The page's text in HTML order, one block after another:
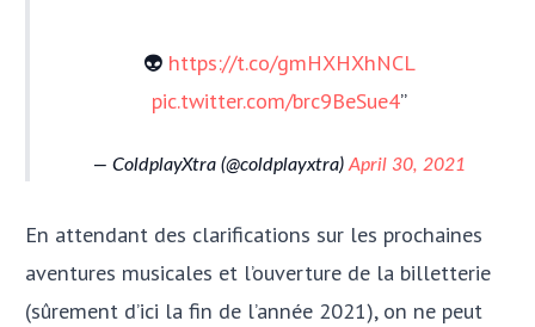
👽 https://t.co/gmHXHXhNCL
pic.twitter.com/brc9BeSue4
— ColdplayXtra (@coldplayxtra)April 30, 2021
En attendant des clarifications sur les prochaines
aventures musicales et l’ouverture de la billetterie
(sûrement d’ici la fin de l’année 2021), on ne peut